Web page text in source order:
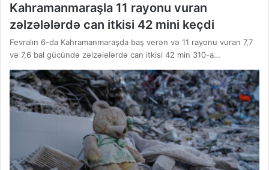
Kahramanmaraşla 11 rayonu vuran
zəlzələlərdə can itkisi 42 mini keçdi
Fevralın 6-da Kahramanmaraşda baş verən və 11 rayonu vuran 7,7
və 7,6 bal gücündə zəlzələlərdə can itkisi 42 min 310-a…